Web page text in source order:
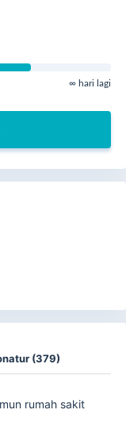
∞ hari lagi
(379)
rumah sakit